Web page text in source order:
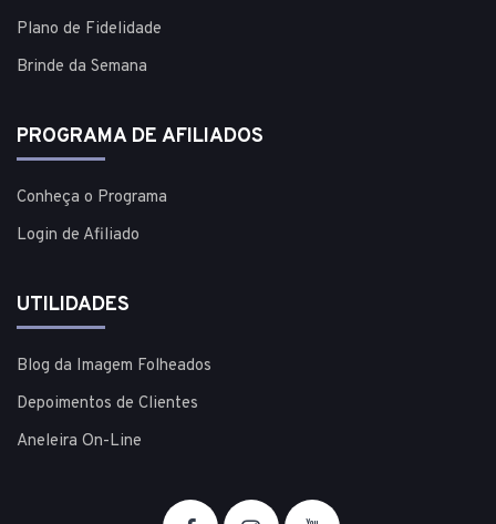
Plano de Fidelidade
Brinde da Semana
PROGRAMA DE AFILIADOS
Conheça o Programa
Login de Afiliado
UTILIDADES
Blog da Imagem Folheados
Depoimentos de Clientes
Aneleira On-Line